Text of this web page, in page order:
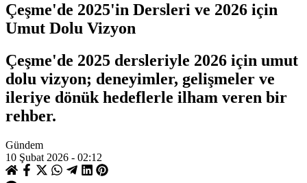
Çeşme'de 2025'in Dersleri ve 2026 için
Umut Dolu Vizyon
Çeşme'de 2025 dersleriyle 2026 için umut
dolu vizyon; deneyimler, gelişmeler ve
ileriye dönük hedeflerle ilham veren bir
rehber.
Gündem
10 Şubat 2026 - 02:12